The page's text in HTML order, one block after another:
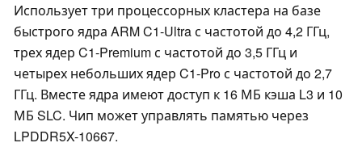
Использует три процессорных кластера на базе
быстрого ядра ARM C1-Ultra с частотой до 4,2 ГГц,
трех ядер C1-Premium с частотой до 3,5 ГГц и
четырех небольших ядер C1-Pro с частотой до 2,7
ГГц. Вместе ядра имеют доступ к 16 МБ кэша L3 и 10
МБ SLC. Чип может управлять памятью через
LPDDR5X-10667.